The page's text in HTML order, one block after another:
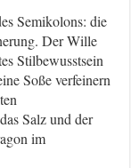
Semikolons: die
Der Wille
Stilbewusstsein
Soße verfeinern
Salz und der
im